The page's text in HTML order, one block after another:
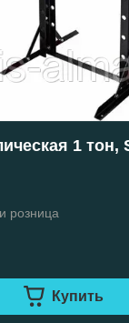
1 тон,
розница
Купить